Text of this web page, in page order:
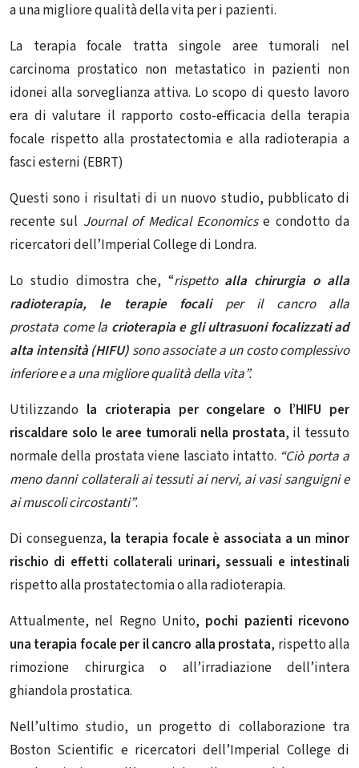
a una migliore qualità della vita per i pazienti.
La terapia focale tratta singole aree tumorali nel
carcinoma prostatico non metastatico in pazienti non
idonei alla sorveglianza attiva. Lo scopo di questo lavoro
era di valutare il rapporto costo-efficacia della terapia
focale rispetto alla prostatectomia e alla radioterapia a
fasci esterni (EBRT)
Questi sono i risultati di un nuovo studio, pubblicato di
recente sul Journal of Medical Economicse condotto da
ricercatori dell’Imperial College di Londra.
Lo studio dimostra che, “rispetto alla chirurgia o alla
radioterapia, le terapie focaliper il cancro alla
prostata come la crioterapia e gli ultrasuoni focalizzati ad
alta intensità (HIFU) sono associate a un costo complessivo
inferiore e a una migliore qualità della vita”.
Utilizzando la crioterapia per congelare o l’HIFU per
riscaldare solo le aree tumorali nella prostata, il tessuto
normale della prostata viene lasciato intatto. “Ciò porta a
meno danni collaterali ai tessuti ai nervi, ai vasi sanguigni e
ai muscoli circostanti”.
Di conseguenza, la terapia focale è associata a un minor
rischio di effetti collaterali urinari, sessuali e intestinali
rispetto alla prostatectomia o alla radioterapia.
Attualmente, nel Regno Unito, pochi pazienti ricevono
una terapia focale per il cancro alla prostata, rispetto alla
rimozione chirurgica o all’irradiazione dell’intera
ghiandola prostatica.
Nell’ultimo studio, un progetto di collaborazione tra
Boston Scientific e ricercatori dell’Imperial College di